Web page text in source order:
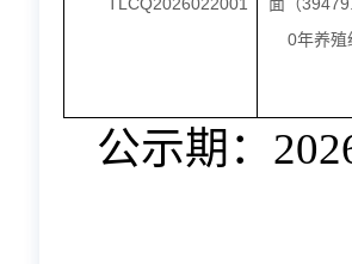
面（
0年养殖
公示期： 202